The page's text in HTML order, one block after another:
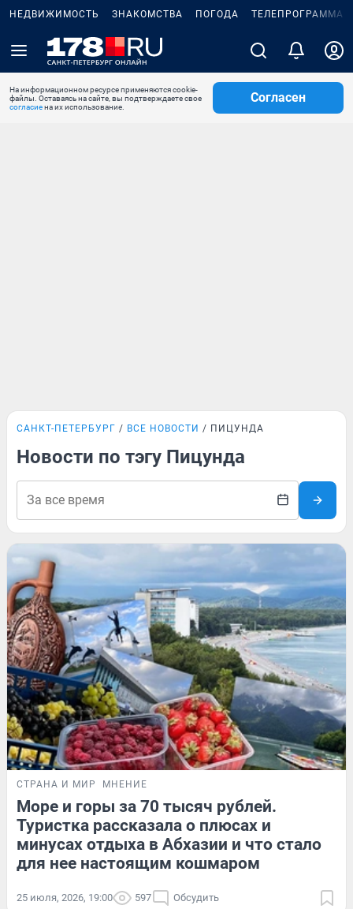
НЕДВИЖИМОСТЬ ЗНАКОМСТВА ПОГОДА ТЕЛЕПРОГРАММА
На информационном ресурсе применяются cookie-
файлы. Оставаясь на сайте, вы подтверждаете свое
согласиена их использование.
Согласен
САНКТ-ПЕТЕРБУРГ ВСЕ НОВОСТИ ПИЦУНДА
Новости по тэгу Пицунда
СТРАНА И МИР МНЕНИЕ
Море и горы за 70 тысяч рублей.
Туристка рассказала о плюсах и
минусах отдыха в Абхазии и что стало
для нее настоящим кошмаром
25 июля, 2026, 19:00 597 Обсудить